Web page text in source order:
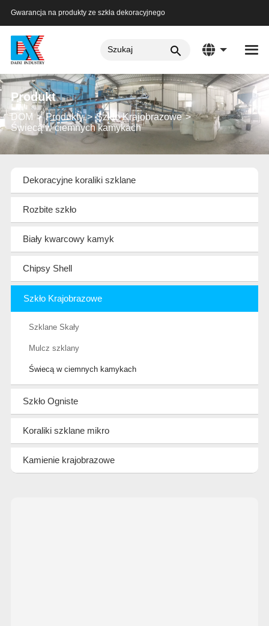
Gwarancja na produkty ze szkła dekoracyjnego
Produkt
DOM Produkty
Szkło Krajobrazowe
Świecą w ciemnych kamykach
Dekoracyjne koraliki szklane
Rozbite szkło
Biały kwarcowy kamyk
Chipsy Shell
Szkło Krajobrazowe
Szklane Skały
Mulcz szklany
Świecą w ciemnych kamykach
Szkło Ogniste
Koraliki szklane mikro
Kamienie krajobrazowe